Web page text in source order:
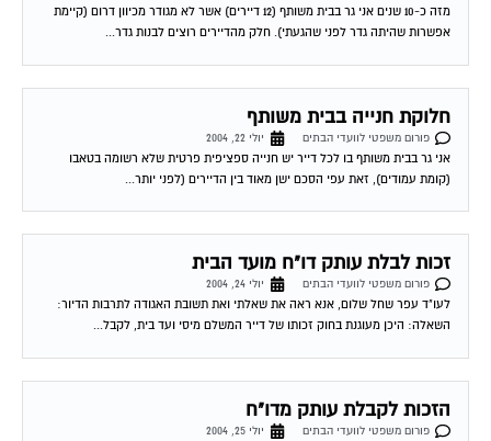
מזה כ-10 שנים אני גר בבית משותף (12 דיירים) אשר לא מגודר מכיוון דרום (קיימת
אפשרות שהיתה גדר לפני שהגעתי). חלק מהדיירים רוצים לבנות גדר...
חלוקת חנייה בבית משותף
פורום משפטי לוועדי הבתים
יולי 22, 2004
אני גר בבית משותף בו לכל דייר יש חנייה ספציפית פרטית שלא רשומה בטאבו
(קומת עמודים), זאת עפי הסכם ישן מאוד בין הדיירים (לפני יותר...
זכות לבלת עותק דו"ח מועד הבית
פורום משפטי לוועדי הבתים
יולי 24, 2004
לעו"ד עפר שחל שלום, אנא ראה את שאלתי ואת תשובת האגודה לתרבות הדיור:
השאלה: היכן מעוגנת בחוק זכותו של דייר המשלם מיסי ועד בית, לקבל...
הזכות לקבלת עותק מדו"ח
פורום משפטי לוועדי הבתים
יולי 25, 2004